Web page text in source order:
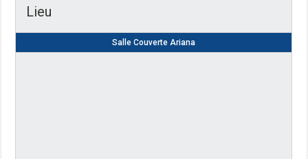
Lieu
Salle Couverte Ariana